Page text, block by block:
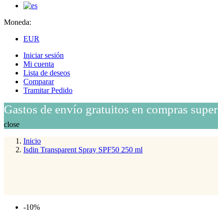
Moneda:
EUR
Iniciar sesión
Mi cuenta
Lista de deseos
Comparar
Tramitar Pedido
Gastos de envío gratuitos en compras
close
Inicio
Isdin Transparent Spray SPF50 250 ml
-10%